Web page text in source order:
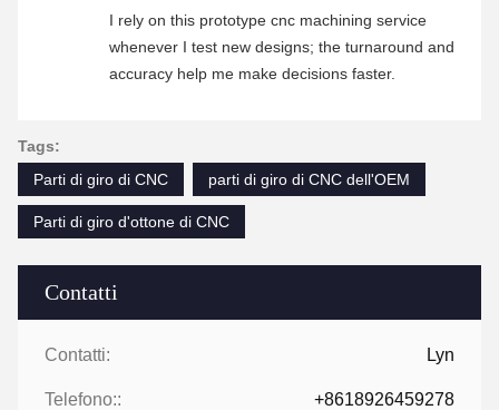
Contatti
Contatti: Lyn
Telefono:: +8618926459278
I rely on this prototype cnc machining service
whenever I test new designs; the turnaround and
accuracy help me make decisions faster.
Tags:
Parti di giro di CNC
parti di giro di CNC dell'OEM
Parti di giro d'ottone di CNC